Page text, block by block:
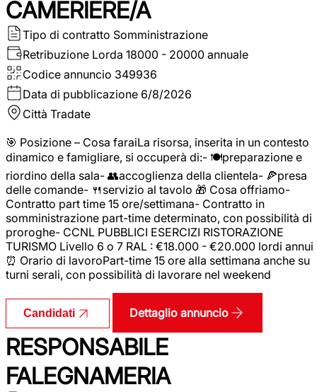
CAMERIERE/A
Tipo di contratto Somministrazione
Retribuzione Lorda 18000 - 20000 annuale
Codice annuncio 349936
Data di pubblicazione 6/8/2026
Città Tradate
🎯 Posizione – Cosa faraiLa risorsa, inserita in un contesto
dinamico e famigliare, si occuperà di:- 🍽️preparazione e
riordino della sala- 👥accoglienza della clientela- 🍕presa
delle comande- 🍴servizio al tavolo 🎁 Cosa offriamo-
Contratto part time 15 ore/settimana- Contratto in
somministrazione part-time determinato, con possibilità di
proroghe- CCNL PUBBLICI ESERCIZI RISTORAZIONE
TURISMO Livello 6 o 7 RAL : €18.000 - €20.000 lordi annui
⏰ Orario di lavoroPart-time 15 ore alla settimana anche su
turni serali, con possibilità di lavorare nel weekend
Candidati Dettaglio annuncio
RESPONSABILE
FALEGNAMERIA